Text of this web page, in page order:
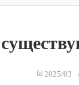
2025/03